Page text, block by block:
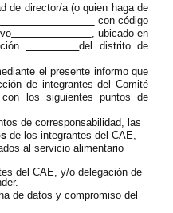
de director/a (o quien haga de
con código
, ubicado en
del distrito de
el presente informo que
de integrantes del Comité
los siguientes puntos de
de corresponsabilidad, las
de los integrantes del CAE,
al servicio alimentario
del CAE, y/o delegación de
de datos y compromiso del